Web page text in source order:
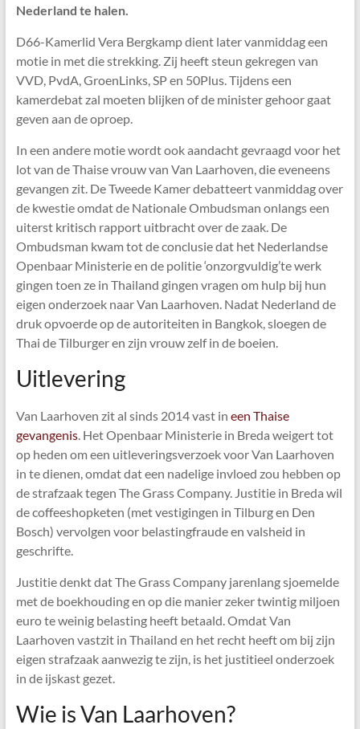
Nederland te halen.
D66-Kamerlid Vera Bergkamp dient later vanmiddag een
motie in met die strekking. Zij heeft steun gekregen van
VVD, PvdA, GroenLinks, SP en 50Plus. Tijdens een
kamerdebat zal moeten blijken of de minister gehoor gaat
geven aan de oproep.
In een andere motie wordt ook aandacht gevraagd voor het
lot van de Thaise vrouw van Van Laarhoven, die eveneens
gevangen zit. De Tweede Kamer debatteert vanmiddag over
de kwestie omdat de Nationale Ombudsman onlangs een
uiterst kritisch rapport uitbracht over de zaak. De
Ombudsman kwam tot de conclusie dat het Nederlandse
Openbaar Ministerie en de politie ‘onzorgvuldig’te werk
gingen toen ze in Thailand gingen vragen om hulp bij hun
eigen onderzoek naar Van Laarhoven. Nadat Nederland de
druk opvoerde op de autoriteiten in Bangkok, sloegen de
Thai de Tilburger en zijn vrouw zelf in de boeien.
Uitlevering
Van Laarhoven zit al sinds 2014 vast in een Thaise
gevangenis. Het Openbaar Ministerie in Breda weigert tot
op heden om een uitleveringsverzoek voor Van Laarhoven
in te dienen, omdat dat een nadelige invloed zou hebben op
de strafzaak tegen The Grass Company. Justitie in Breda wil
de coffeeshopketen (met vestigingen in Tilburg en Den
Bosch) vervolgen voor belastingfraude en valsheid in
geschrifte.
Justitie denkt dat The Grass Company jarenlang sjoemelde
met de boekhouding en op die manier zeker twintig miljoen
euro te weinig belasting heeft betaald. Omdat Van
Laarhoven vastzit in Thailand en het recht heeft om bij zijn
eigen strafzaak aanwezig te zijn, is het justitieel onderzoek
in de ijskast gezet.
Wie is Van Laarhoven?